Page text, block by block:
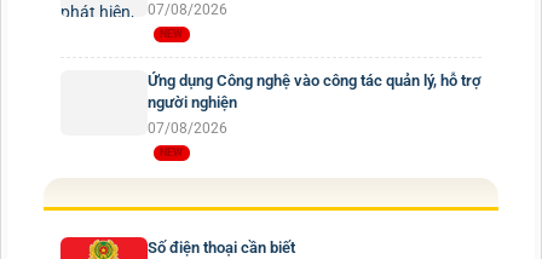
07/08/2026
Ứng dụng Công nghệ vào công tác quản lý, hỗ trợ
người nghiện
07/08/2026
Số điện thoại cần biết